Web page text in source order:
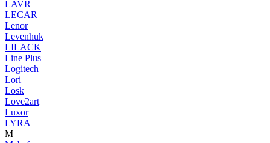
LAVR
LECAR
Lenor
Levenhuk
LILACK
Line Plus
Logitech
Lori
Losk
Love2art
Luxor
LYRA
M